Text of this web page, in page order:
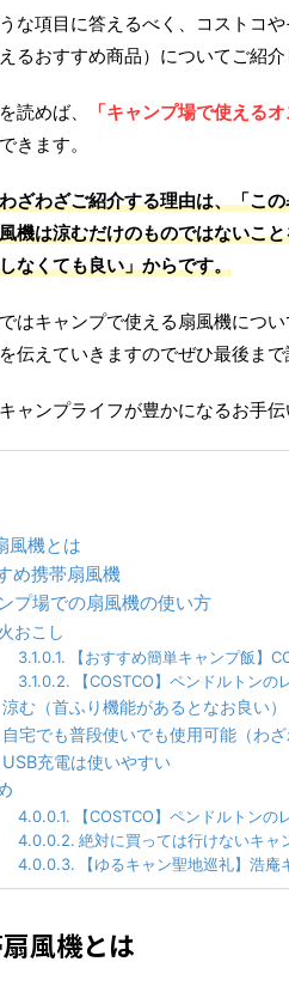
うな項目に答えるべく、コストコ
るおすすめ商品）についてご紹介
読めば、 「キャンプ場で使える
きます。
ざわざご紹介する理由は、「こ
機は涼むだけのものではないこ
なくても良い」からです。
はキャンプで使える扇風機につ
伝えていきますのでぜひ最後まで
ャンプライフが豊かになるお手伝
風機とは
め携帯扇風機
プ場での扇風機の使い方
火おこし
【おすすめ簡単キャンプ飯】
【COSTCO】ペンドルトン
涼む（首ふり機能があるとなお良い）
自宅でも普段使いでも使用可能（わ
USB充電は使いやすい
【COSTCO】ペンドルトン
絶対に買っては行けないキャ
【ゆるキャン聖地巡礼】浩
風機とは